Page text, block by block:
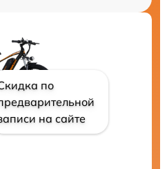
по
на сайте